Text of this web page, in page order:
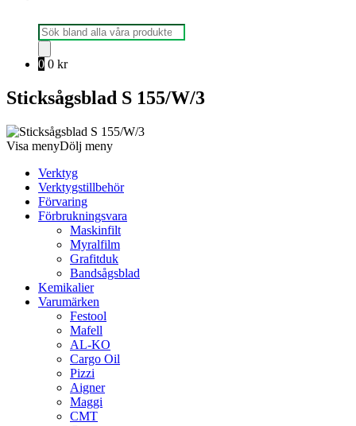
Produktsökning
0 0 kr
Sticksågsblad S 155/W/3
Visa menyDölj meny
Verktyg
Verktygstillbehör
Förvaring
Förbrukningsvara
Maskinfilt
Myralfilm
Grafitduk
Bandsågsblad
Kemikalier
Varumärken
Festool
Mafell
AL-KO
Cargo Oil
Pizzi
Aigner
Maggi
CMT